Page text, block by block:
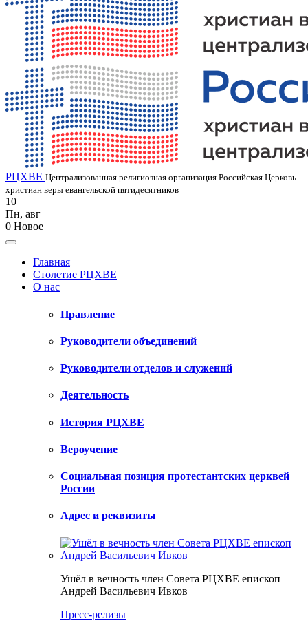
РЦХВЕ Централизованная религиозная организация Российская Церковь
христиан веры евангельской пятидесятников
10
Пн, авг
0 Новое
Главная
Столетие РЦХВЕ
О нас
Правление
Руководители объединений
Руководители отделов и служений
Деятельность
История РЦХВЕ
Вероучение
Социальная позиция протестантских церквей
России
Адрес и реквизиты
Ушёл в вечность член Совета РЦХВЕ епископ
Андрей Васильевич Ивков
Пресс-релизы